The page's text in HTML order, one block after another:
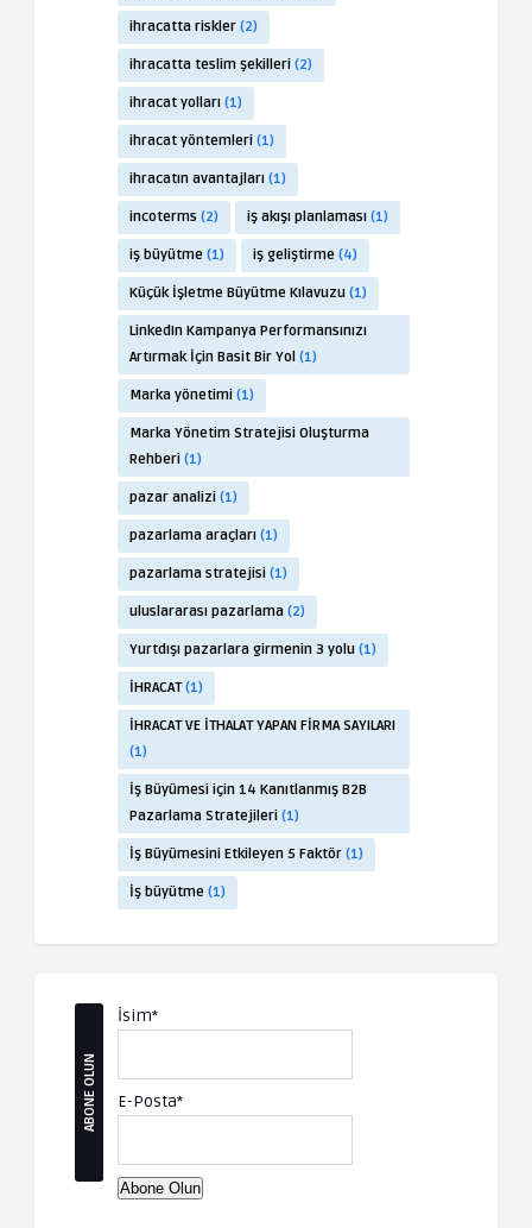
ihracatta riskler (2)
ihracatta teslim şekilleri (2)
ihracat yolları (1)
ihracat yöntemleri (1)
ihracatın avantajları (1)
incoterms (2) iş akışı planlaması (1)
iş büyütme (1) iş geliştirme (4)
Küçük İşletme Büyütme Kılavuzu (1)
LinkedIn Kampanya Performansınızı
Artırmak İçin Basit Bir Yol (1)
Marka yönetimi (1)
Marka Yönetim Stratejisi Oluşturma
Rehberi (1)
pazar analizi (1)
pazarlama araçları (1)
pazarlama stratejisi (1)
uluslararası pazarlama (2)
Yurtdışı pazarlara girmenin 3 yolu (1)
İHRACAT(1)
İHRACAT VE İTHALAT YAPAN FİRMA SAYILARI
(1)
İş Büyümesi için 14 Kanıtlanmış B2B
Pazarlama Stratejileri (1)
İş Büyümesini Etkileyen 5 Faktör (1)
İş büyütme (1)
ABONE OLUN
İsim*
E-Posta*